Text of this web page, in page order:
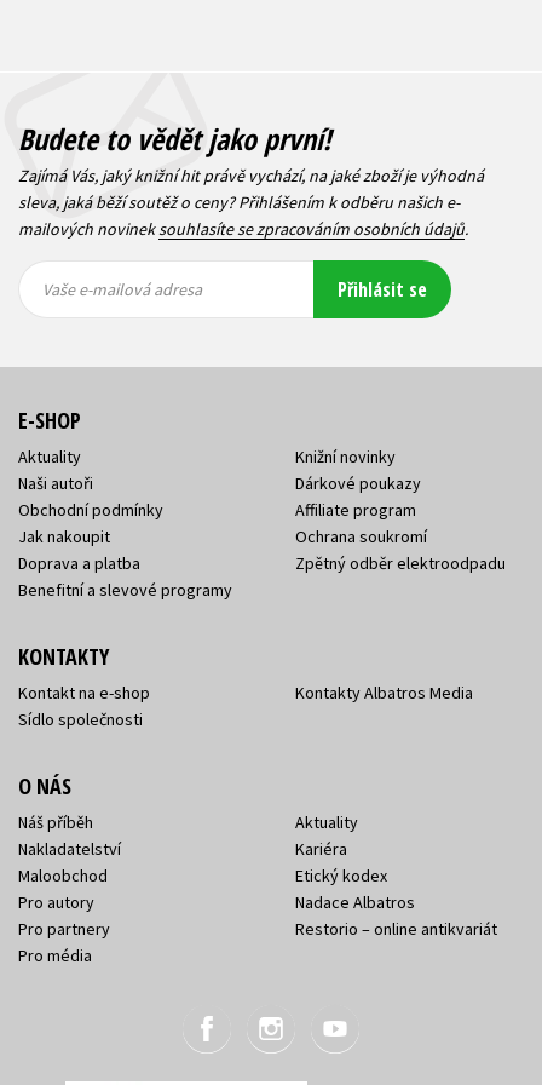
Budete to vědět jako první!
Zajímá Vás, jaký knižní hit právě vychází, na jaké zboží je výhodná
sleva, jaká běží soutěž o ceny? Přihlášením k odběru našich e-
mailových novineksouhlasíte se zpracováním osobních údajů.
mailová
mailová
Vaše e-mailová adresa Přihlásit se
E-SHOP
Aktuality
Naši autoři
Obchodní podmínky
Jak nakoupit
Doprava a platba
Benefitní a slevové programy
Knižní novinky
Dárkové poukazy
Affiliate program
Ochrana soukromí
Zpětný odběr elektroodpadu
KONTAKTY
Kontakt na e-shop
Sídlo společnosti
Kontakty Albatros Media
O NÁS
Náš příběh
Nakladatelství
Maloobchod
Pro autory
Pro partnery
Pro média
Aktuality
Kariéra
Etický kodex
Nadace Albatros
Restorio – online antikvariát